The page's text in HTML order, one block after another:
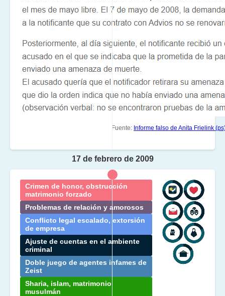
Fuente: Informe falso de Anita Frielink
Crimen de honor, obstrucción
matrimonio forzado
Problemas de relación y amorosos
Conflicto legal escalado, extorsión
de empresa
Ajuste de cuentas en el ambiente
criminal
Doble juego de agentes infames de
Zeist
Sharia, islam, matrimonio
musulmán
17 de febrero de 2009